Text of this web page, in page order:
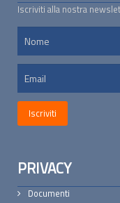
Iscriviti alla nostra
PRIVACY
Documenti